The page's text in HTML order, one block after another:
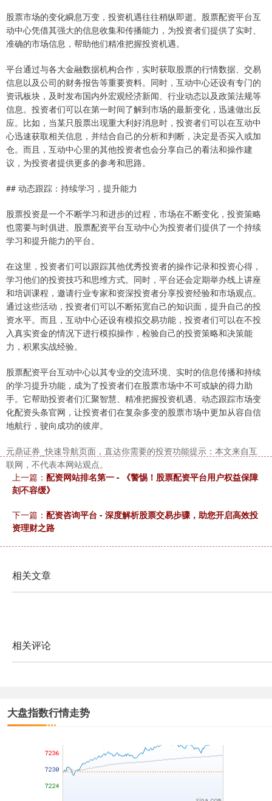
股票市场的变化瞬息万变，投资机遇往往稍纵即逝。股票配资平台互
动中心凭借其强大的信息收集和传播能力，为投资者们提供了实时、
准确的市场信息，帮助他们精准把握投资机遇。
平台通过与各大金融数据机构合作，实时获取股票的行情数据、交易
信息以及公司的财务报告等重要资料。同时，互动中心还设有专门的
资讯板块，及时发布国内外宏观经济新闻、行业动态以及政策法规等
信息。投资者们可以在第一时间了解到市场的最新变化，迅速做出反
应。比如，当某只股票出现重大利好消息时，投资者们可以在互动中
心迅速获取相关信息，并结合自己的分析和判断，决定是否买入或加
仓。而且，互动中心里的其他投资者也会分享自己的看法和操作建
议，为投资者提供更多的参考和思路。
## 动态跟踪：持续学习，提升能力
股票投资是一个不断学习和进步的过程，市场在不断变化，投资策略
也需要与时俱进。股票配资平台互动中心为投资者们提供了一个持续
学习和提升能力的平台。
在这里，投资者们可以跟踪其他优秀投资者的操作记录和投资心得，
学习他们的投资技巧和思维方式。同时，平台还会定期举办线上讲座
和培训课程，邀请行业专家和资深投资者分享投资经验和市场观点。
通过这些活动，投资者们可以不断拓宽自己的知识面，提升自己的投
资水平。而且，互动中心还设有模拟交易功能，投资者们可以在不投
入真实资金的情况下进行模拟操作，检验自己的投资策略和决策能
力，积累实战经验。
股票配资平台互动中心以其专业的交流环境、实时的信息传播和持续
的学习提升功能，成为了投资者们在股票市场中不可或缺的得力助
手。它帮助投资者们汇聚智慧、精准把握投资机遇、动态跟踪市场变
化配资头条官网，让投资者们在复杂多变的股票市场中更加从容自信
地航行，驶向成功的彼岸。
元鼎证券_快速导航页面，直达你需要的投资功能提示：本文来自互
联网，不代表本网站观点。
上一篇： 配资网站排名第一 - 《警惕！股票配资平台用户权益保障
刻不容缓》
下一篇： 配资咨询平台 - 深度解析股票交易步骤，助您开启高效投
资理财之路
相关文章
相关评论
大盘指数行情走势
上证综指 3940.04 +39.68 +1.02%
深证成指 14311.01 +200.89 +1.42%
沪深300
北证50 1134.24
创业板指 3563.12 +47.56 +1.35%
基金指数